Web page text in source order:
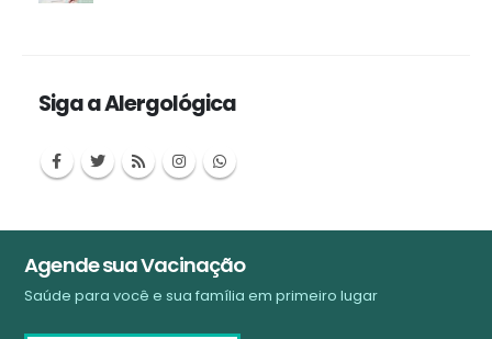
Siga a Alergológica
Agende sua Vacinação
Saúde para você e sua família em primeiro lugar